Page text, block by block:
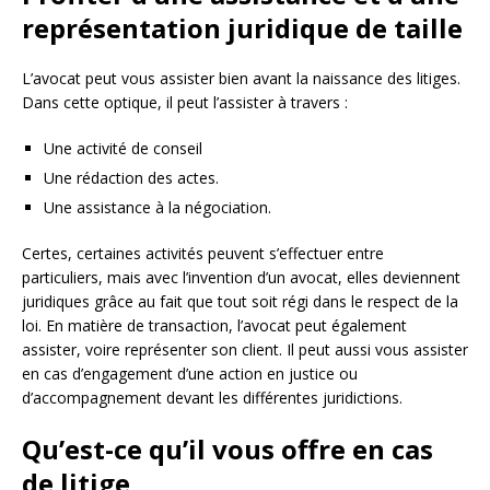
représentation juridique de taille
L’avocat peut vous assister bien avant la naissance des litiges.
Dans cette optique, il peut l’assister à travers :
Une activité de conseil
Une rédaction des actes.
Une assistance à la négociation.
Certes, certaines activités peuvent s’effectuer entre
particuliers, mais avec l’invention d’un avocat, elles deviennent
juridiques grâce au fait que tout soit régi dans le respect de la
loi. En matière de transaction, l’avocat peut également
assister, voire représenter son client. Il peut aussi vous assister
en cas d’engagement d’une action en justice ou
d’accompagnement devant les différentes juridictions.
Qu’est-ce qu’il vous offre en cas